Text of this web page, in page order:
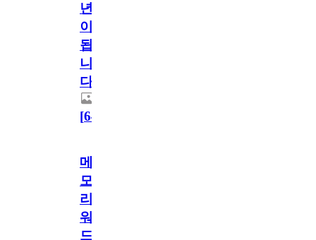
년
이
됩
니
다.
[64
메
모
리
워
드